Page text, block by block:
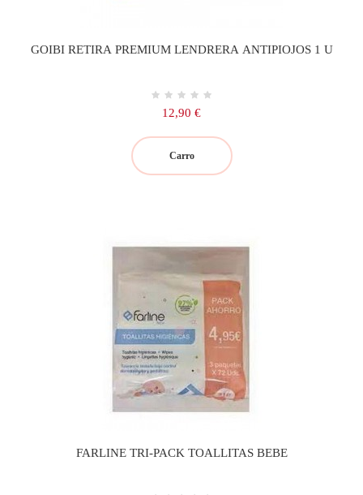
GOIBI RETIRA PREMIUM LENDRERA ANTIPIOJOS 1 U
Precio
12,90 €
Carro
FARLINE TRI-PACK TOALLITAS BEBE